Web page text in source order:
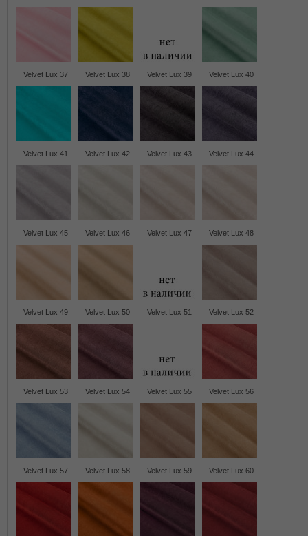
Velvet Lux 37 Velvet Lux 38 Velvet Lux 39 Velvet Lux 40
Velvet Lux 41 Velvet Lux 42 Velvet Lux 43 Velvet Lux 44
Velvet Lux 45 Velvet Lux 46 Velvet Lux 47 Velvet Lux 48
Velvet Lux 49 Velvet Lux 50 Velvet Lux 51 Velvet Lux 52
Velvet Lux 53 Velvet Lux 54 Velvet Lux 55 Velvet Lux 56
Velvet Lux 57 Velvet Lux 58 Velvet Lux 59 Velvet Lux 60